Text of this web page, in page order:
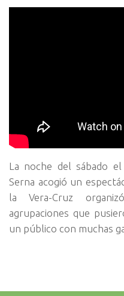
La noche del sábado
Serna acogió un
la Vera-Cruz
agrupaciones que
un público con muchas